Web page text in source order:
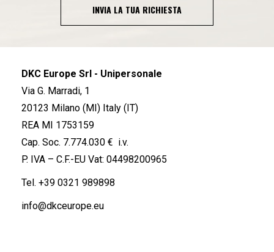
INVIA LA TUA RICHIESTA
DKC Europe Srl - Unipersonale
Via G. Marradi, 1
20123 Milano (MI) Italy (IT)
REA MI 1753159
Cap. Soc. 7.774.030 € i.v.
P. IVA – C.F.-EU Vat: 04498200965
Tel. +39 0321 989898
info@dkceurope.eu